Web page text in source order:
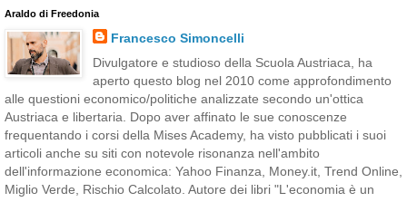
Araldo di Freedonia
Francesco Simoncelli
Divulgatore e studioso della Scuola Austriaca, ha
aperto questo blog nel 2010 come approfondimento
alle questioni economico/politiche analizzate secondo un'ottica
Austriaca e libertaria. Dopo aver affinato le sue conoscenze
frequentando i corsi della Mises Academy, ha visto pubblicati i suoi
articoli anche su siti con notevole risonanza nell'ambito
dell'informazione economica: Yahoo Finanza, Money.it, Trend Online,
Miglio Verde, Rischio Calcolato. Autore dei libri "L'economia è un